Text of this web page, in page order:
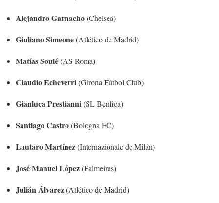
Alejandro Garnacho(Chelsea)
Giuliano Simeone(Atlético de Madrid)
Matías Soulé(AS Roma)
Claudio Echeverri(Girona Fútbol Club)
Gianluca Prestianni(SL Benfica)
Santiago Castro(Bologna FC)
Lautaro Martínez(Internazionale de Milán)
José Manuel López(Palmeiras)
Julián Álvarez(Atlético de Madrid)